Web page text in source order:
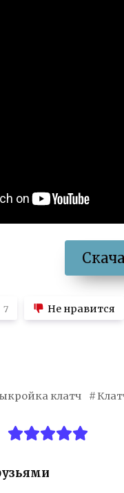
7 Не нравится
клатч